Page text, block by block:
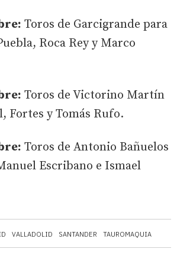
VALLADOLID SANTANDER TAUROMAQUIA
Toros de Garcigrande para
Roca Rey y Marco
Toros de Victorino Martín
Fortes y Tomás Rufo.
Toros de Antonio Bañuelos
Escribano e Ismael